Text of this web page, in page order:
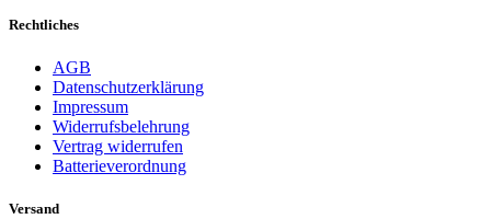
Rechtliches
AGB
Datenschutzerklärung
Impressum
Widerrufsbelehrung
Vertrag widerrufen
Batterieverordnung
Versand